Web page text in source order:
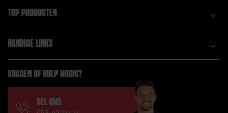
TOP PRODUCTEN
HANDIGE LINKS
VRAGEN OF HULP NODIG?
BEL ONS